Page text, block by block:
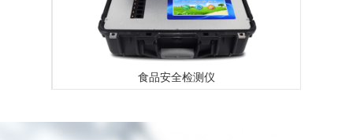
便携式食品重金属检测仪